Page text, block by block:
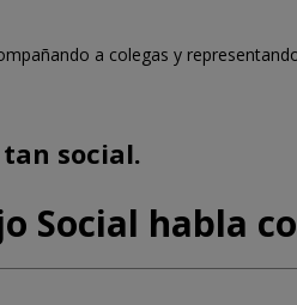
a colegas y
social.
Social habla